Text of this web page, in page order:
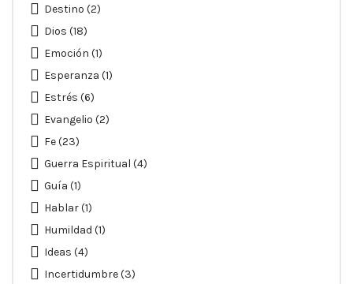
Destino (2)
Dios (18)
Emoción (1)
Esperanza (1)
Estrés (6)
Evangelio (2)
Fe(23)
Guerra Espiritual (4)
Guía (1)
Hablar(1)
Humildad (1)
Ideas (4)
Incertidumbre(3)